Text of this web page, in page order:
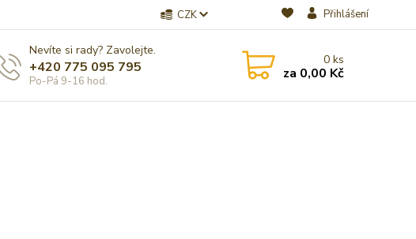
CZK Přihlášení
Nevíte si rady? Zavolejte.
+420 775 095 795
Po-Pá 9-16 hod.
0ks
za 0,00 Kč